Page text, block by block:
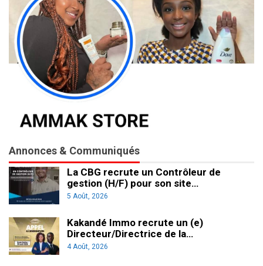
Annonces & Communiqués
La CBG recrute un Contrôleur de
gestion (H/F) pour son site…
5 Août, 2026
Kakandé Immo recrute un (e)
Directeur/Directrice de la…
4 Août, 2026